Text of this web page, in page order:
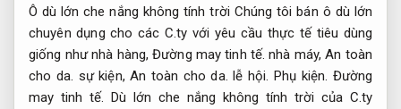
Ô dù lớn che nắng không tính trời Chúng tôi bán ô dù lớn
chuyên dụng cho các C.ty với yêu cầu thực tế tiêu dùng
giống như nhà hàng,Đường may tinh tế. nhà máy,An toàn
cho da. sự kiện,An toàn cho da. lễ hội. Phụ kiện. Đường
may tinh tế. Dù lớn che nắng không tính trời của C.ty